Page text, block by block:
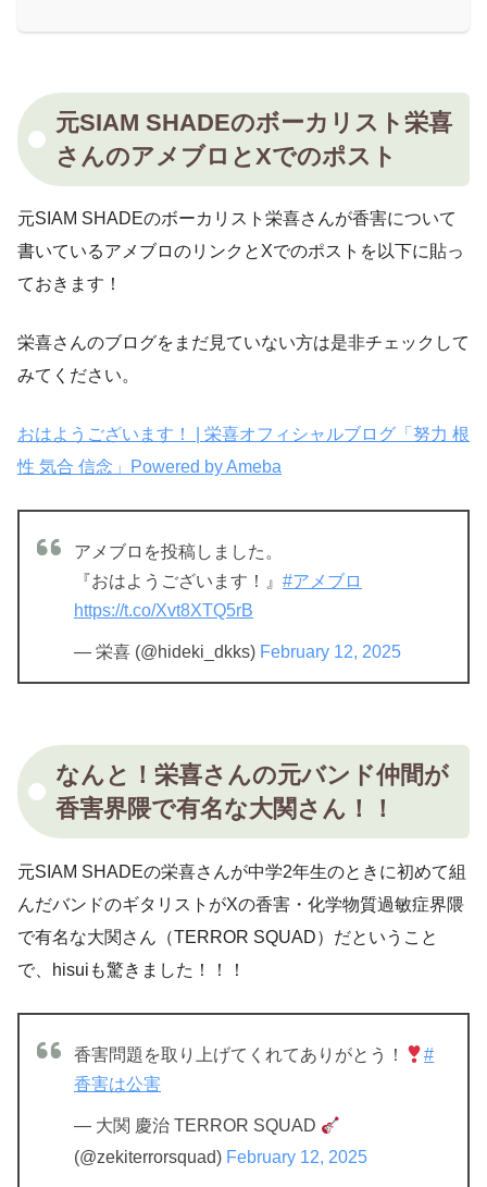
元SIAM SHADEのボーカリスト栄喜
さんのアメブロとXでのポスト
元SIAM SHADEのボーカリスト栄喜さんが香害について
書いているアメブロのリンクとXでのポストを以下に貼っ
ておきます！
栄喜さんのブログをまだ見ていない方は是非チェックして
みてください。
おはようございます！ | 栄喜オフィシャルブログ「努力 根
性 気合 信念」Powered by Ameba
アメブロを投稿しました。
『おはようございます！』 #アメブロ
https://t.co/Xvt8XTQ5rB
— 栄喜 (@hideki_dkks) February 12, 2025
なんと！栄喜さんの元バンド仲間が
香害界隈で有名な大関さん！！
元SIAM SHADEの栄喜さんが中学2年生のときに初めて組
んだバンドのギタリストがXの香害・化学物質過敏症界隈
で有名な大関さん（TERROR SQUAD）だということ
で、hisuiも驚きました！！！
香害問題を取り上げてくれてありがとう！
#
香害は公害
— 大関 慶治 TERROR SQUAD
(@zekiterrorsquad) February 12, 2025